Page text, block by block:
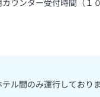
ウンター受付時間（１
ル間のみ運行してお